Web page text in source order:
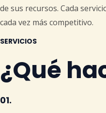
de sus recursos. Cada
cada vez más competitivo.
SERVICIOS
¿Qué
01.